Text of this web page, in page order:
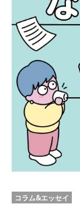
コラム&エッセイ